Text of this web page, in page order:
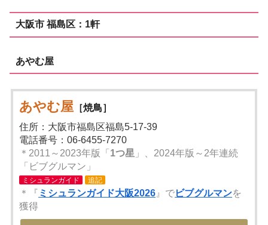
大阪市 福島区：1軒
あやむ屋
あやむ屋 ［焼鳥］
住所：大阪市福島区福島5-17-39
電話番号：06-6455-7270
＊2011～2023年版「 1つ星 」、2024年版～2年連続
「ビブグルマン」
ミシュランガイド 追記
＊『 ミシュランガイド大阪2026 』でビブグルマンを
獲得